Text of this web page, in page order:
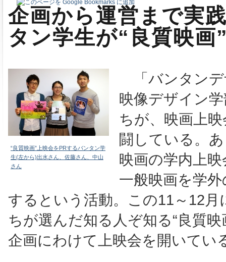
企画から運営まで実
タン学生が“良質映画
“良質映画”上映会をPRするバンタン学
生(左から)出水さん、佐藤さん、中山
さん
「バンタンデ
映像デザイン
ちが、映画上
闘している。
映画の学内上
一般映画を学
するという活動。この11～12月
ちが選んだ知る人ぞ知る“良質映
企画にわけて上映会を開いてい